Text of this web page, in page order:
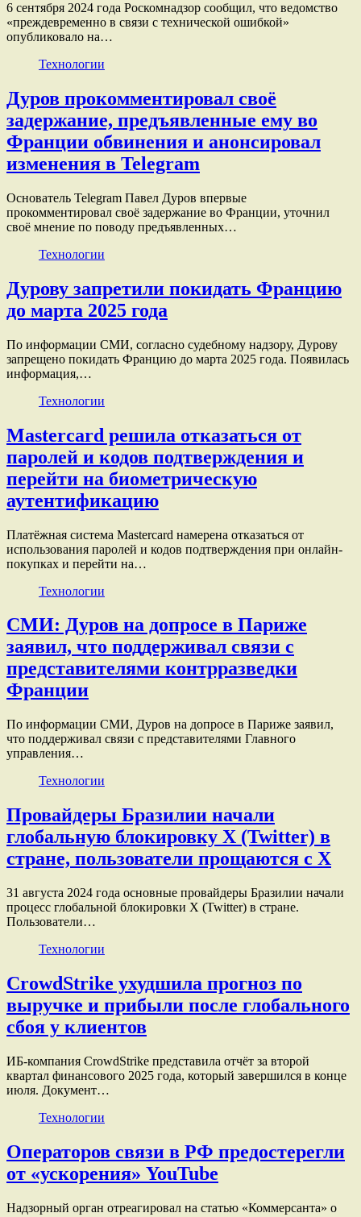
6 сентября 2024 года Роскомнадзор сообщил, что ведомство
«преждевременно в связи с технической ошибкой»
опубликовало на…
Технологии
Дуров прокомментировал своё
задержание, предъявленные ему во
Франции обвинения и анонсировал
изменения в Telegram
Основатель Telegram Павел Дуров впервые
прокомментировал своё задержание во Франции, уточнил
своё мнение по поводу предъявленных…
Технологии
Дурову запретили покидать Францию
до марта 2025 года
По информации СМИ, согласно судебному надзору, Дурову
запрещено покидать Францию до марта 2025 года. Появилась
информация,…
Технологии
Mastercard решила отказаться от
паролей и кодов подтверждения и
перейти на биометрическую
аутентификацию
Платёжная система Mastercard намерена отказаться от
использования паролей и кодов подтверждения при онлайн-
покупках и перейти на…
Технологии
СМИ: Дуров на допросе в Париже
заявил, что поддерживал связи с
представителями контрразведки
Франции
По информации СМИ, Дуров на допросе в Париже заявил,
что поддерживал связи с представителями Главного
управления…
Технологии
Провайдеры Бразилии начали
глобальную блокировку X (Twitter) в
стране, пользователи прощаются с X
31 августа 2024 года основные провайдеры Бразилии начали
процесс глобальной блокировки X (Twitter) в стране.
Пользователи…
Технологии
CrowdStrike ухудшила прогноз по
выручке и прибыли после глобального
сбоя у клиентов
ИБ-компания CrowdStrike представила отчёт за второй
квартал финансового 2025 года, который завершился в конце
июля. Документ…
Технологии
Операторов связи в РФ предостерегли
от «ускорения» YouTube
Надзорный орган отреагировал на статью «Коммерсанта» о